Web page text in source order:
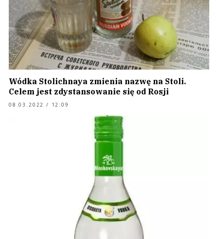
Wódka Stolichnaya zmienia nazwę na Stoli.
Celem jest zdystansowanie się od Rosji
08.03.2022 / 12:09